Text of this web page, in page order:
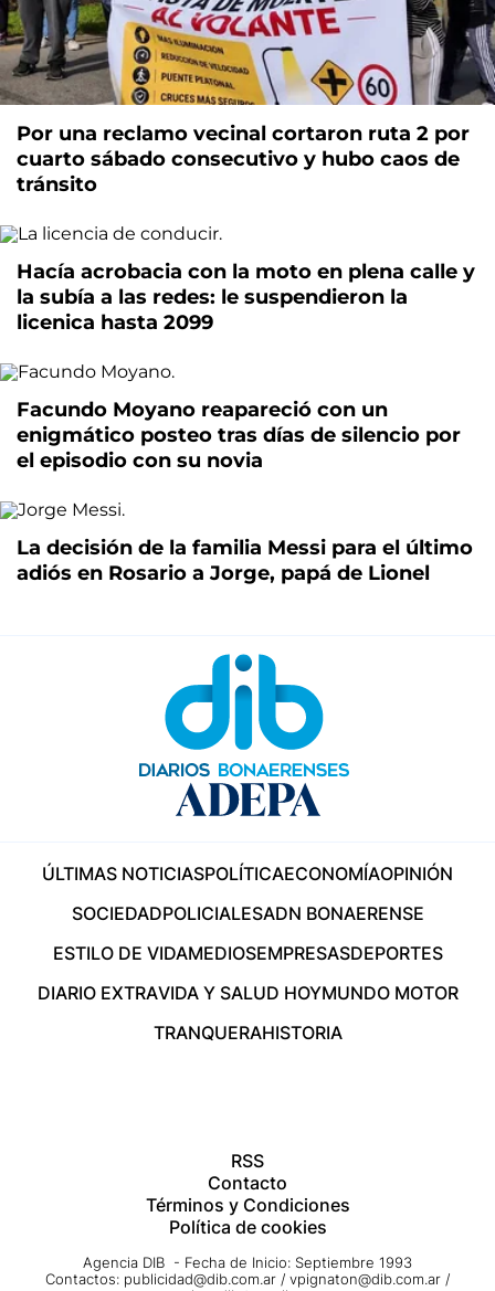
Por una reclamo vecinal cortaron ruta 2 por
cuarto sábado consecutivo y hubo caos de
tránsito
Hacía acrobacia con la moto en plena calle y
la subía a las redes: le suspendieron la
licenica hasta 2099
Facundo Moyano reapareció con un
enigmático posteo tras días de silencio por
el episodio con su novia
La decisión de la familia Messi para el último
adiós en Rosario a Jorge, papá de Lionel
ÚLTIMAS NOTICIASPOLÍTICAECONOMÍAOPINIÓN
SOCIEDADPOLICIALESADN BONAERENSE
ESTILO DE VIDAMEDIOSEMPRESASDEPORTES
DIARIO EXTRAVIDA Y SALUD HOYMUNDO MOTOR
TRANQUERAHISTORIA
RSS
Contacto
Términos y Condiciones
Política de cookies
Agencia DIB - Fecha de Inicio: Septiembre 1993
Contactos: publicidad@dib.com.ar / vpignaton@dib.com.ar /